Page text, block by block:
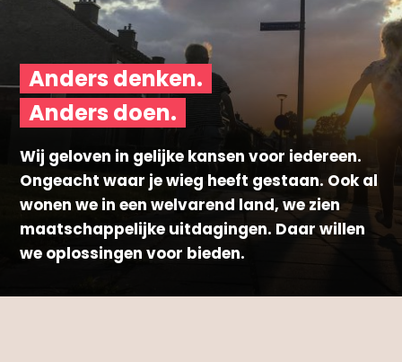
Wij geloven in gelijke kansen voor iedereen.
Ongeacht waar je wieg heeft gestaan. Ook al
wonen we in een welvarend land, we zien
maatschappelijke uitdagingen. Daar willen
we oplossingen voor bieden.
Anders denken.
Anders doen.